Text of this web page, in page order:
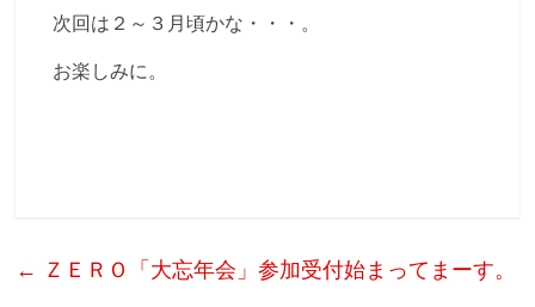
次回は２～３月頃かな・・・。
お楽しみに。
← ＺＥＲＯ「大忘年会」参加受付始まってまーす。